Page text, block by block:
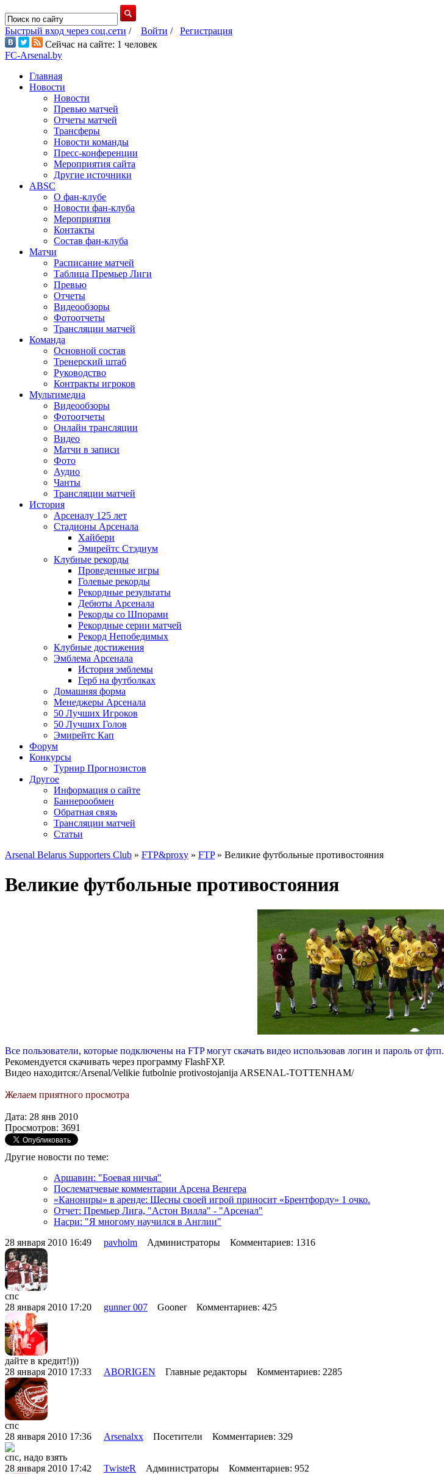
Быстрый вход через соц.сети / Войти / Регистрация
Сейчас на сайте: 1 человек
FC-Arsenal.by
Главная
Новости
Новости
Превью матчей
Отчеты матчей
Трансферы
Новости команды
Пресс-конференции
Мероприятия сайта
Другие источники
ABSC
О фан-клубе
Новости фан-клуба
Мероприятия
Контакты
Состав фан-клуба
Матчи
Расписание матчей
Таблица Премьер Лиги
Превью
Отчеты
Видеообзоры
Фотоотчеты
Трансляции матчей
Команда
Основной состав
Тренерский штаб
Руководство
Контракты игроков
Мультимедиа
Видеообзоры
Фотоотчеты
Онлайн трансляции
Видео
Матчи в записи
Фото
Аудио
Чанты
Трансляции матчей
История
Арсеналу 125 лет
Стадионы Арсенала
Хайбери
Эмирейтс Стэдиум
Клубные рекорды
Проведенные игры
Голевые рекорды
Рекордные результаты
Дебюты Арсенала
Рекорды со Шпорами
Рекордные серии матчей
Рекорд Непобедимых
Клубные достижения
Эмблема Арсенала
История эмблемы
Герб на футболках
Домашняя форма
Менеджеры Арсенала
50 Лучших Игроков
50 Лучших Голов
Эмирейтс Кап
Форум
Конкурсы
Турнир Прогнозистов
Другое
Информация о сайте
Баннерообмен
Обратная связь
Трансляции матчей
Статьи
Arsenal Belarus Supporters Club » FTP&proxy » FTP» Великие футбольные противостояния
Великие футбольные противостояния
Все пользователи, которые подключены на FTP могут скачать видео использовав логин и пароль от фтп.
Рекомендуется скачивать через программу FlashFXP.
Видео находится:/Arsenal/Velikie futbolnie protivostojanija ARSENAL-TOTTENHAM/
Желаем приятного просмотра
Дата: 28 янв 2010
Просмотров: 3691
Другие новости по теме:
Аршавин: "Боевая ничья"
Послематчевые комментарии Арсена Венгера
«Канониры» в аренде: Щесны своей игрой приносит «Брентфорду» 1 очко.
Отчет: Премьер Лига, "Астон Вилла" - "Арсенал"
Насри: "Я многому научился в Англии"
28 января 2010 16:49 pavholm Администраторы Комментариев: 1316
спс
28 января 2010 17:20 gunner 007 Gooner Комментариев: 425
дайте в кредит!)))
28 января 2010 17:33 ABORIGEN Главные редакторы Комментариев: 2285
спс
28 января 2010 17:36 Arsenalxx Посетители Комментариев: 329
спс, надо взять
28 января 2010 17:42 TwisteR Администраторы Комментариев: 952